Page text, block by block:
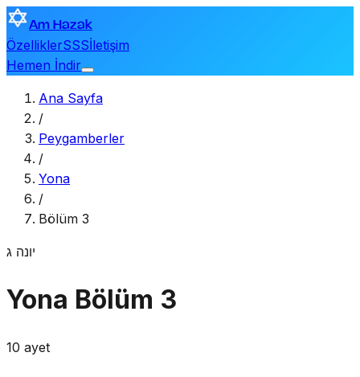
Am Hazak
ÖzelliklerSSSİletişim
Hemen İndir
Ana Sayfa
/
Peygamberler
/
Yona
/
Bölüm 3
יונה ג
Yona Bölüm 3
10 ayet